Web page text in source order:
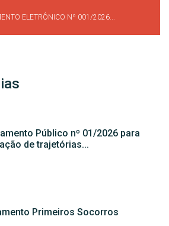
ELETRÔNICO Nº 001/2026...
Público nº 01/2026 para
de trajetórias...
Primeiros Socorros